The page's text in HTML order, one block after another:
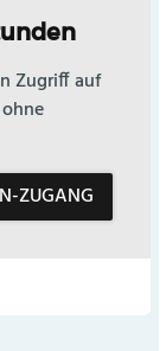
Zugriff auf
ZUGANG